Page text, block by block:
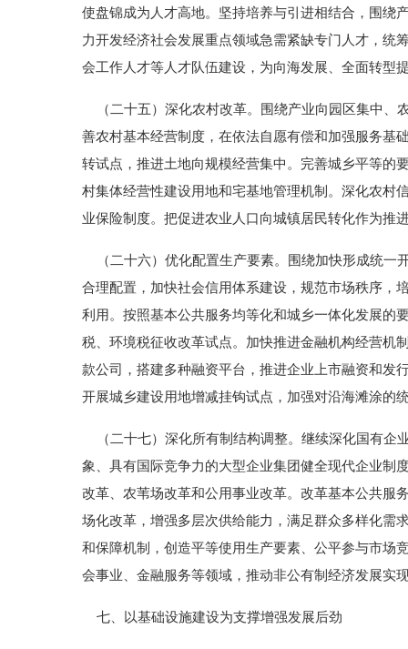
使盘锦成为人才高地。坚持培养与引进相结合，围绕
力开发经济社会发展重点领域急需紧缺专门人才，统
会工作人才等人才队伍建设，为向海发展、全面转型
（二十五）深化农村改革。围绕产业向园区集中、
善农村基本经营制度，在依法自愿有偿和加强服务基
转试点，推进土地向规模经营集中。完善城乡平等的
村集体经营性建设用地和宅基地管理机制。深化农村
业保险制度。把促进农业人口向城镇居民转化作为推
（二十六）优化配置生产要素。围绕加快形成统一
合理配置，加快社会信用体系建设，规范市场秩序，
利用。按照基本公共服务均等化和城乡一体化发展的
税、环境税征收改革试点。加快推进金融机构经营机
款公司，搭建多种融资平台，推进企业上市融资和发
开展城乡建设用地增减挂钩试点，加强对沿海滩涂的
（二十七）深化所有制结构调整。继续深化国有企
象、具有国际竞争力的大型企业集团健全现代企业制
改革、农苇场改革和公用事业改革。改革基本公共服
场化改革，增强多层次供给能力，满足群众多样化需
和保障机制，创造平等使用生产要素、公平参与市场
会事业、金融服务等领域，推动非公有制经济发展实
七、以基础设施建设为支撑增强发展后劲